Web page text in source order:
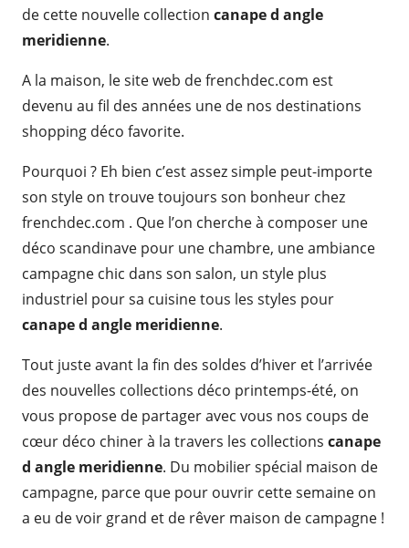
de cette nouvelle collection canape d angle
meridienne.
A la maison, le site web de frenchdec.com est
devenu au fil des années une de nos destinations
shopping déco favorite.
Pourquoi ? Eh bien c’est assez simple peut-importe
son style on trouve toujours son bonheur chez
frenchdec.com . Que l’on cherche à composer une
déco scandinave pour une chambre, une ambiance
campagne chic dans son salon, un style plus
industriel pour sa cuisine tous les styles pour
canape d angle meridienne.
Tout juste avant la fin des soldes d’hiver et l’arrivée
des nouvelles collections déco printemps-été, on
vous propose de partager avec vous nos coups de
cœur déco chiner à la travers les collections canape
d angle meridienne. Du mobilier spécial maison de
campagne, parce que pour ouvrir cette semaine on
a eu de voir grand et de rêver maison de campagne !